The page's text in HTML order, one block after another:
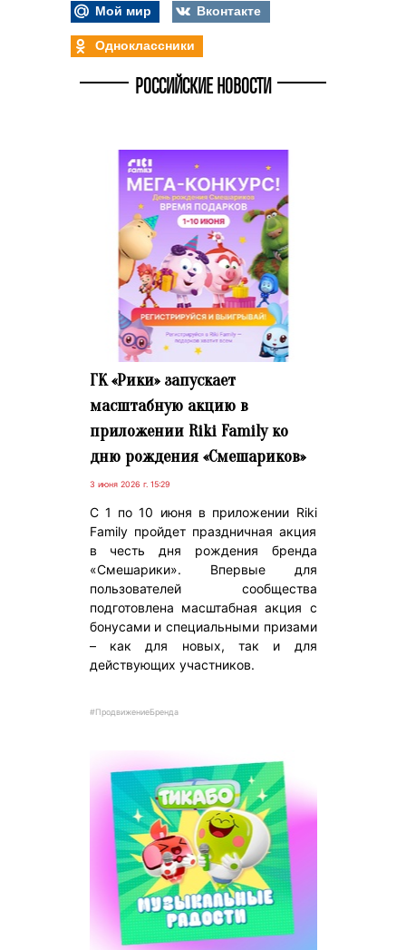
Мой мир
Вконтакте
Одноклассники
РОССИЙСКИЕ НОВОСТИ
ГК «Рики» запускает
масштабную акцию в
приложении Riki Family ко
дню рождения «Смешариков»
3 июня 2026 г. 15:29
С 1 по 10 июня в приложении Riki
Family пройдет праздничная акция
в честь дня рождения бренда
«Смешарики». Впервые для
пользователей сообщества
подготовлена масштабная акция с
бонусами и специальными призами
– как для новых, так и для
действующих участников.
#ПродвижениеБренда